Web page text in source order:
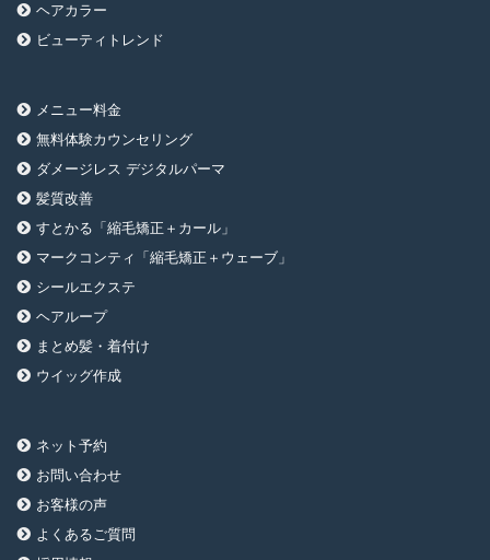
ヘアカラー
ビューティトレンド
メニュー料金
無料体験カウンセリング
ダメージレス デジタルパーマ
髪質改善
すとかる「縮毛矯正＋カール」
マークコンティ「縮毛矯正＋ウェーブ」
シールエクステ
ヘアループ
まとめ髪・着付け
ウイッグ作成
ネット予約
お問い合わせ
お客様の声
よくあるご質問